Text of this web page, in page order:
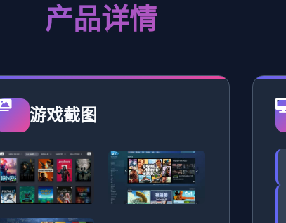
产品详情
游戏截图